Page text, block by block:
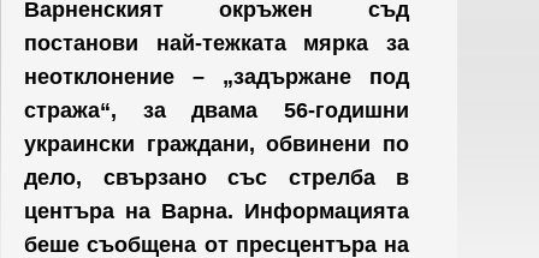
Варненският окръжен съд
постанови най-тежката мярка за
неотклонение – „задържане под
стража“, за двама 56-годишни
украински граждани, обвинени по
дело, свързано със стрелба в
центъра на Варна. Информацията
беше съобщена от пресцентъра на